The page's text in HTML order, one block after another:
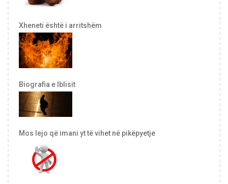
Xheneti është i arritshëm
Biografia e Iblisit
Mos lejo që imani yt të vihet në pikëpyetje